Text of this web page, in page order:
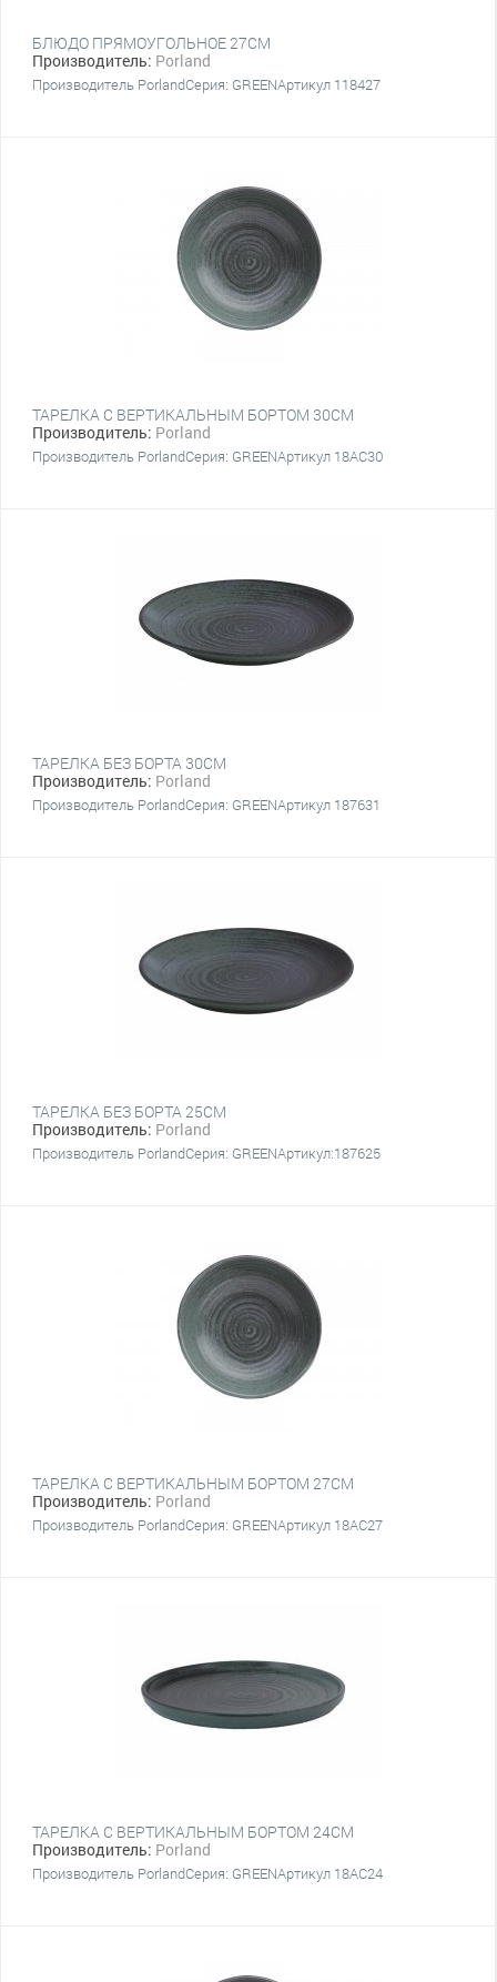
БЛЮДО ПРЯМОУГОЛЬНОЕ 27СМ
Производитель: Porland
Производитель PorlandСерия: GREENАртикул 118427
ТАРЕЛКА С ВЕРТИКАЛЬНЫМ БОРТОМ 30СМ
Производитель: Porland
Производитель PorlandСерия: GREENАртикул 18AC30
ТАРЕЛКА БЕЗ БОРТА 30СМ
Производитель: Porland
Производитель PorlandСерия: GREENАртикул 187631
ТАРЕЛКА БЕЗ БОРТА 25СМ
Производитель: Porland
Производитель PorlandСерия: GREENАртикул:187625
ТАРЕЛКА С ВЕРТИКАЛЬНЫМ БОРТОМ 27СМ
Производитель: Porland
Производитель PorlandСерия: GREENАртикул 18AC27
ТАРЕЛКА С ВЕРТИКАЛЬНЫМ БОРТОМ 24СМ
Производитель: Porland
Производитель PorlandСерия: GREENАртикул 18AC24